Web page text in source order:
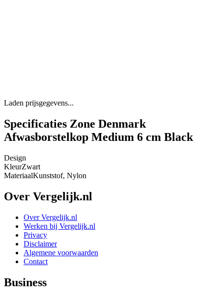
Laden prijsgegevens...
Specificaties Zone Denmark
Afwasborstelkop Medium 6 cm Black
Design
KleurZwart
MateriaalKunststof, Nylon
Over Vergelijk.nl
Over Vergelijk.nl
Werken bij Vergelijk.nl
Privacy
Disclaimer
Algemene voorwaarden
Contact
Business